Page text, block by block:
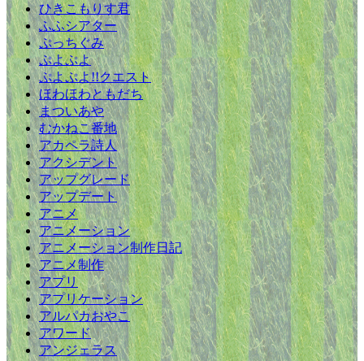
ひきこもりす君
ふふシアター
ぷっちぐみ
ぷよぷよ
ぷよぷよ!!クエスト
ほわほわともだち
まついあや
むかねこ番地
アカペラ詩人
アクシデント
アップグレード
アップデート
アニメ
アニメーション
アニメーション制作日記
アニメ制作
アプリ
アプリケーション
アルパカおやこ
アワード
アンジェラス